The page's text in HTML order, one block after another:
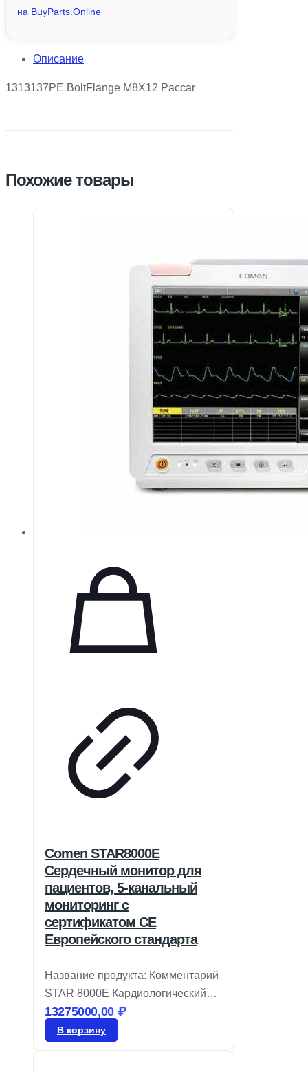
на BuyParts.Online
Описание
1313137PE BoltFlange M8X12 Paccar
Похожие товары
Comen STAR8000E
Сердечный монитор для
пациентов, 5-канальный
мониторинг с
сертификатом CE
Европейского стандарта
Название продукта: Комментарий
STAR 8000E Кардиологический
монитор пациента Бренд: Comen
Модель: STAR8000E Монитор
13275000,00 ₽
В корзину